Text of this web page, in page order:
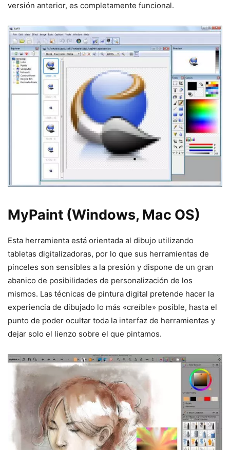
versión anterior, es completamente funcional.
MyPaint (Windows, Mac OS)
Esta herramienta está orientada al dibujo utilizando
tabletas digitalizadoras, por lo que sus herramientas de
pinceles son sensibles a la presión y dispone de un gran
abanico de posibilidades de personalización de los
mismos. Las técnicas de pintura digital pretende hacer la
experiencia de dibujado lo más «creíble» posible, hasta el
punto de poder ocultar toda la interfaz de herramientas y
dejar solo el lienzo sobre el que pintamos.